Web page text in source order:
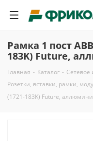
Рамка 1 пост
183K) Future,
Главная - Каталог - Сетевое
Розетки, вставки, рамки,
(1721-183K) Future,